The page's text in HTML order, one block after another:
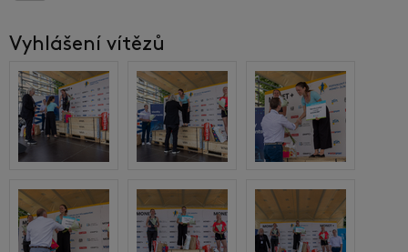
Vyhlášení vítězů